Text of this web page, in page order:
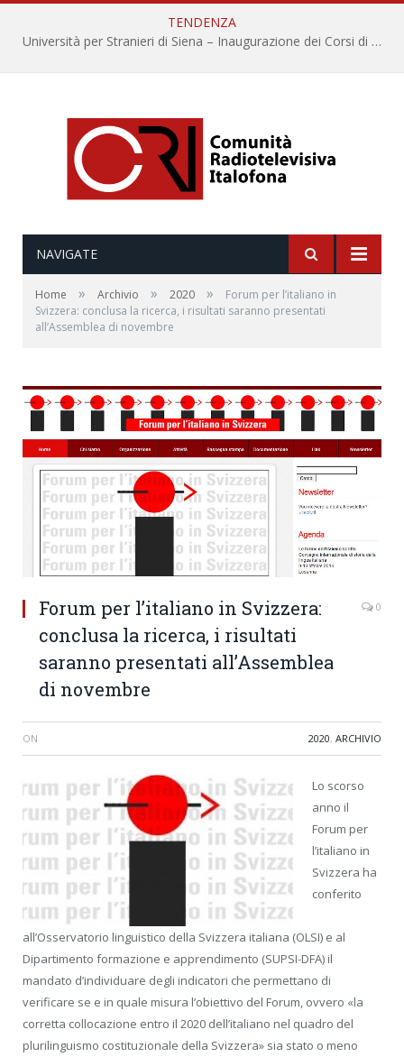
TENDENZA
Università per Stranieri di Siena – Inaugurazione dei Corsi di Lingua e Cultura Italiana, 109a annata
NAVIGATE
Home » Archivio » 2020 »
Forum per l’italiano in
Svizzera: conclusa la ricerca, i risultati saranno presentati
all’Assemblea di novembre
Forum per l’italiano in Svizzera:
conclusa la ricerca, i risultati
saranno presentati all’Assemblea
di novembre
0
ON 2020, ARCHIVIO
Lo scorso
anno il
Forum per
l’italiano in
Svizzera ha
conferito
all’Osservatorio linguistico della Svizzera italiana (OLSI) e al
Dipartimento formazione e apprendimento (SUPSI-DFA) il
mandato d’individuare degli indicatori che permettano di
verificare se e in quale misura l’obiettivo del Forum, ovvero «la
corretta collocazione entro il 2020 dell’italiano nel quadro del
plurilinguismo costituzionale della Svizzera» sia stato o meno